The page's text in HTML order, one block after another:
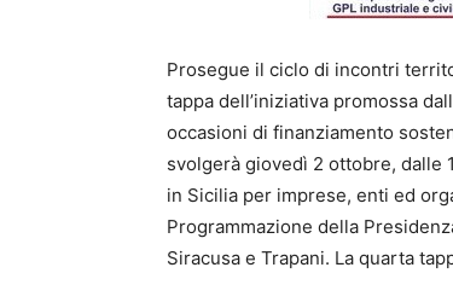
Prosegue il ciclo di incontri
tappa dell’iniziativa promossa
occasioni di finanziamento
svolgerà giovedì 2 ottobre, dalle
in Sicilia per imprese, enti ed
Programmazione della
Siracusa e Trapani. La quarta